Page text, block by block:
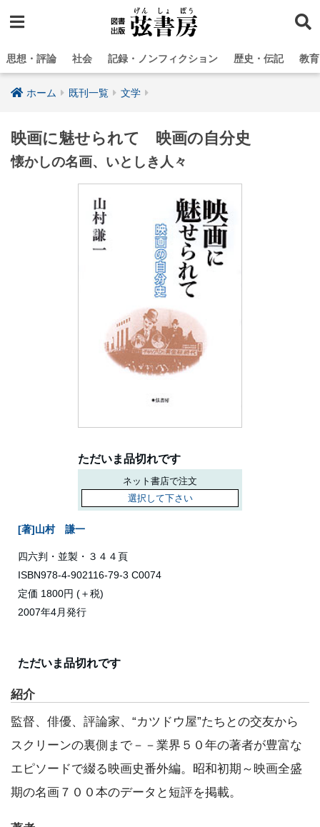
思想・評論 社会 記録・ノンフィクション 歴史・伝記 教
ホーム 既刊一覧 文学
映画に魅せられて 映画の自分史
懐かしの名画、いとしき人々
ただいま品切れです
ネット書店で注文
選択して下さい
[著]山村 謙一
四六判・並製・３４４頁
ISBN978-4-902116-79-3 C0074
定価 1800円 (＋税)
2007年4月発行
ただいま品切れです
紹介
監督、俳優、評論家、“カツドウ屋”たちとの交友から
スクリーンの裏側まで－－業界５０年の著者が豊富な
エピソードで綴る映画史番外編。昭和初期～映画全盛
期の名画７００本のデータと短評を掲載。